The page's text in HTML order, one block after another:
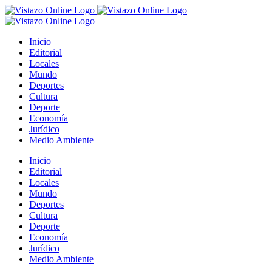
Saltar
al
Inicio
Editorial
Locales
Mundo
Deportes
Cultura
Deporte
Economía
Jurídico
Medio Ambiente
Inicio
Editorial
Locales
Mundo
Deportes
Cultura
Deporte
Economía
Jurídico
Medio Ambiente